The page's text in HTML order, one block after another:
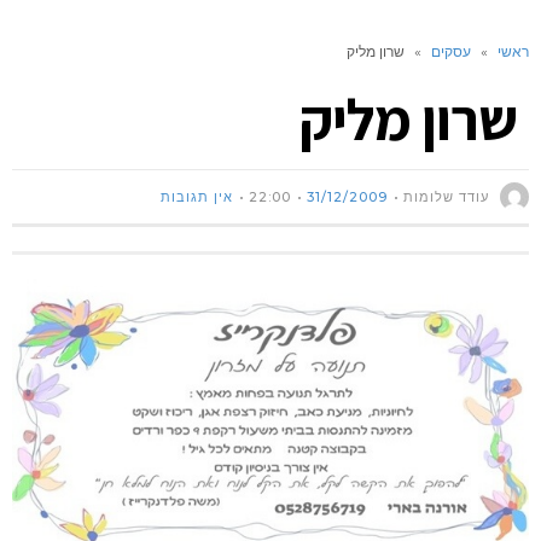
ראשי » עסקים » שרון מליק
שרון מליק
עודד שלומות 31/12/2009
22:00 אין תגובות